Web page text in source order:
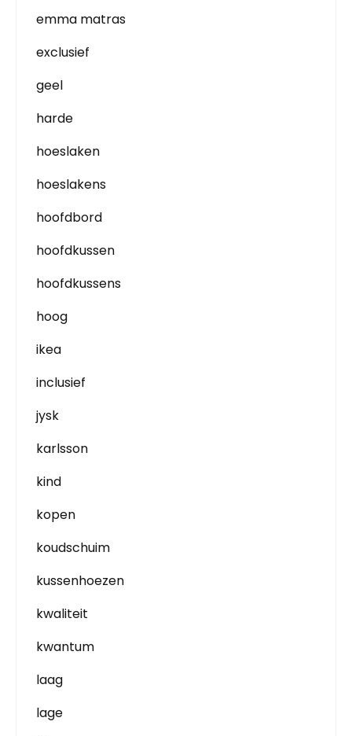
emma matras
exclusief
geel
harde
hoeslaken
hoeslakens
hoofdbord
hoofdkussen
hoofdkussens
hoog
ikea
inclusief
jysk
karlsson
kind
kopen
koudschuim
kussenhoezen
kwaliteit
kwantum
laag
lage